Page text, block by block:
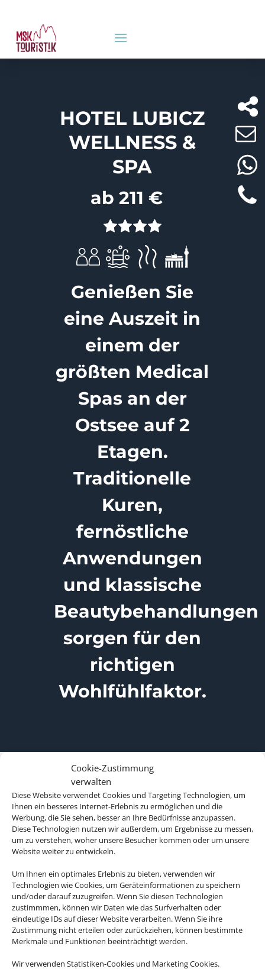
Cookie-Zustimmung
verwalten
Diese Website verwendet Cookies und Targeting Technologien, um
Ihnen ein besseres Internet-Erlebnis zu ermöglichen und die
Werbung, die Sie sehen, besser an Ihre Bedürfnisse anzupassen.
Diese Technologien nutzen wir außerdem, um Ergebnisse zu messen,
um zu verstehen, woher unsere Besucher kommen oder um unsere
Website weiter zu entwickeln.
Um Ihnen ein optimales Erlebnis zu bieten, verwenden wir
Technologien wie Cookies, um Geräteinformationen zu speichern
und/oder darauf zuzugreifen. Wenn Sie diesen Technologien
zustimmmen, können wir Daten wie das Surfverhalten oder
eindeutige IDs auf dieser Website verarbeiten. Wenn Sie ihre
Zustimmung nicht erteilen oder zurückziehen, können bestimmte
Merkmale und Funktionen beeinträchtigt werden.
Wir verwenden Statistiken-Cookies und Marketing Cookies.
HOTEL LUBICZ
WELLNESS &
SPA
ab 211 €
Genießen Sie
eine Auszeit in
einem der
größten Medical
Spas an der
Ostsee auf 2
Etagen.
Traditionelle
Kuren,
fernöstliche
Anwendungen
und klassische
Beautybehandlungen
sorgen für den
richtigen
Wohlfühlfaktor.